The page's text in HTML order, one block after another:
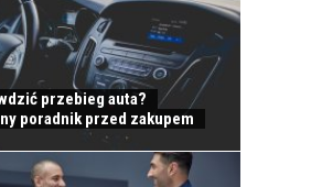
przebieg auta?
poradnik przed zakupem